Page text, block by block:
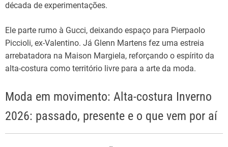
década de experimentações.
Ele parte rumo à Gucci, deixando espaço para Pierpaolo
Piccioli, ex-Valentino. Já Glenn Martens fez uma estreia
arrebatadora na Maison Margiela, reforçando o espírito da
alta-costura como território livre para a arte da moda.
Moda em movimento: Alta-costura Inverno
2026: passado, presente e o que vem por aí